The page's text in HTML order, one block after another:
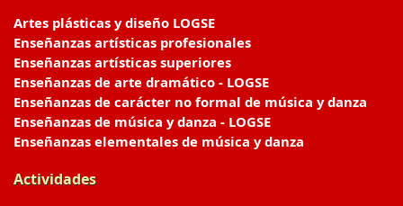
Artes plásticas y diseño LOGSE
Enseñanzas artísticas profesionales
Enseñanzas artísticas superiores
Enseñanzas de arte dramático - LOGSE
Enseñanzas de carácter no formal de música y danza
Enseñanzas de música y danza - LOGSE
Enseñanzas elementales de música y danza
Actividades